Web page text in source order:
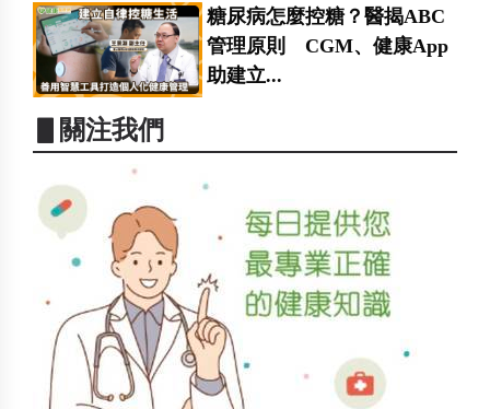
糖尿病怎麼控糖？醫揭ABC
管理原則 CGM、健康App
助建立...
▋關注我們